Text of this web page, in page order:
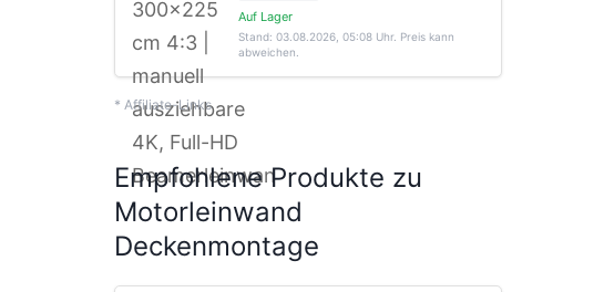
Auf Lager
Stand: 03.08.2026, 05:08 Uhr. Preis kann
abweichen.
* Affiliate-Links
Empfohlene Produkte zu
Motorleinwand
Deckenmontage